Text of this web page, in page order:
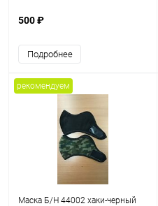
500 ₽
Подробнее
рекомендуем
Маска Б/Н 44002 хаки-черный